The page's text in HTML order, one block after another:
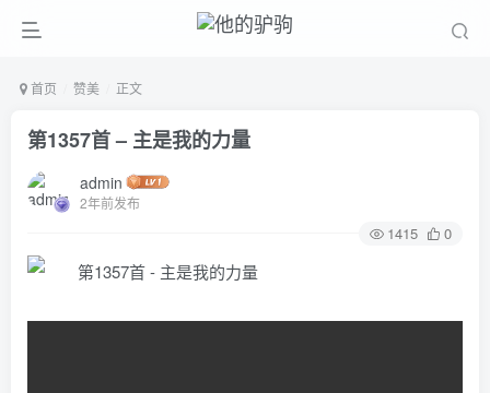
首页 赞美 正文
第1357首 – 主是我的力量
admin
2年前发布
1415 0